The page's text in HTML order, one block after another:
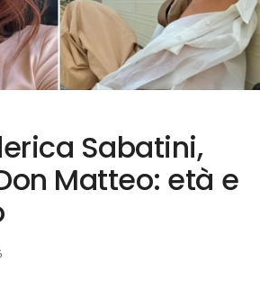
Sabatini,
Matteo: età e